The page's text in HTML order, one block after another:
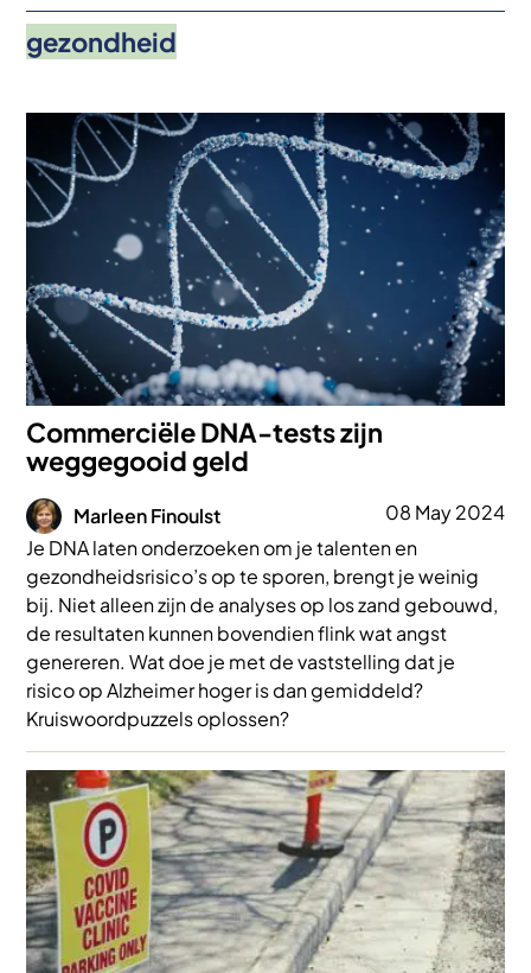
gezondheid
Afbeelding
Commerciële DNA-tests zijn
weggegooid geld
Afbeelding
Marleen Finoulst
08 May 2024
Je DNA laten onderzoeken om je talenten en
gezondheidsrisico’s op te sporen, brengt je weinig
bij. Niet alleen zijn de analyses op los zand gebouwd,
de resultaten kunnen bovendien flink wat angst
genereren. Wat doe je met de vaststelling dat je
risico op Alzheimer hoger is dan gemiddeld?
Kruiswoordpuzzels oplossen?
Afbeelding